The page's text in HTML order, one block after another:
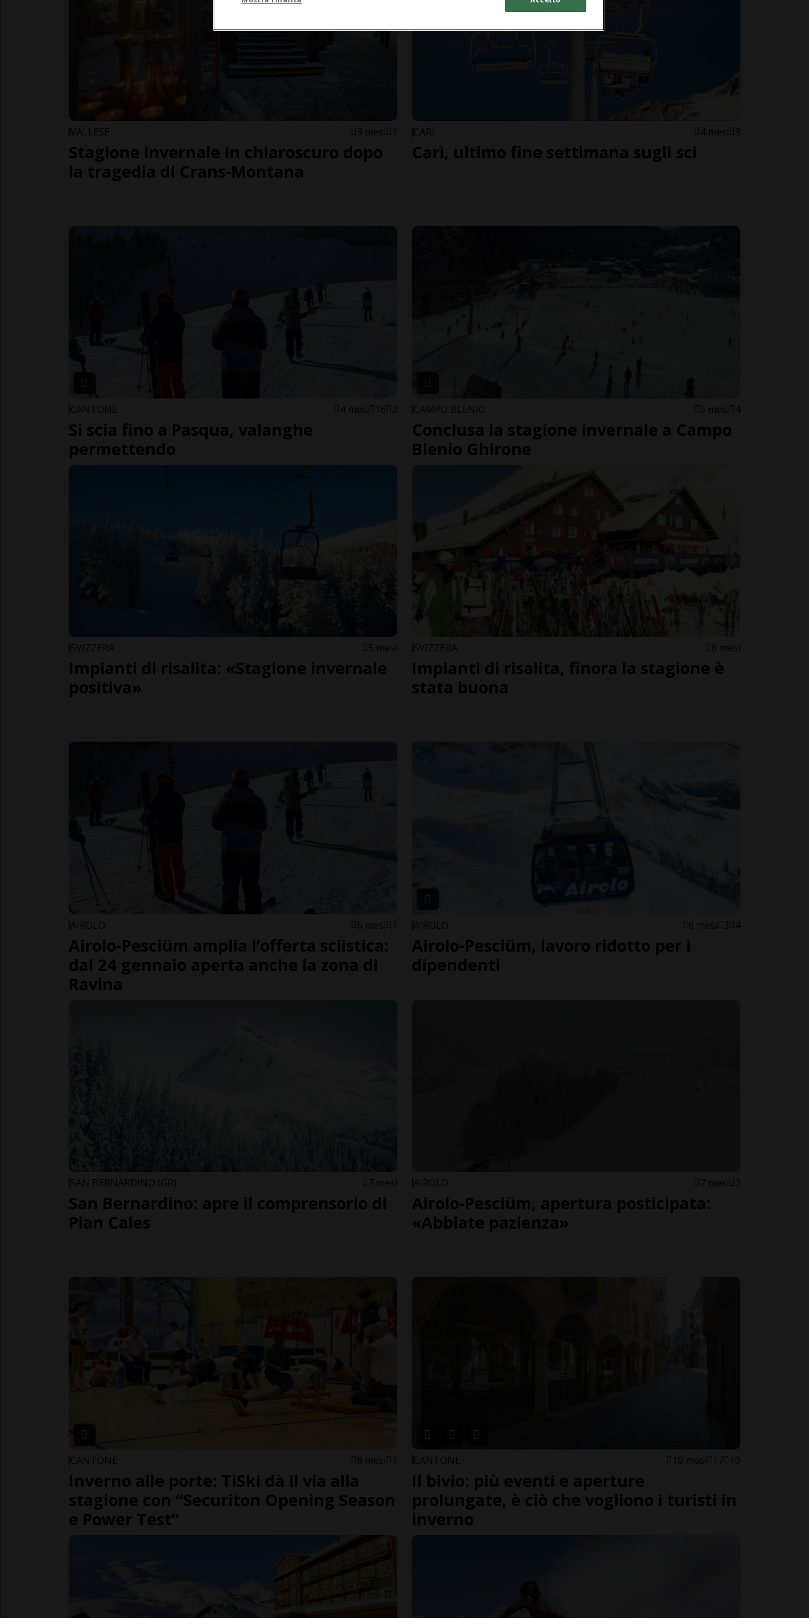
VALLESE 3 mesi 1
Stagione invernale in chiaroscuro dopo
la tragedia di Crans-Montana
CARÌ 4 mesi 3
Carì, ultimo fine settimana sugli sci
CANTONE 4 mesi 16 2
Si scia fino a Pasqua, valanghe
permettendo
CAMPO BLENIO 5 mesi 4
Conclusa la stagione invernale a Campo
Blenio Ghirone
SVIZZERA 5 mesi
Impianti di risalita: «Stagione invernale
positiva»
SVIZZERA 6 mesi
Impianti di risalita, finora la stagione è
stata buona
AIROLO 6 mesi 1
Airolo-Pesciüm amplia l’offerta sciistica:
dal 24 gennaio aperta anche la zona di
Ravina
AIROLO 6 mesi 3 4
Airolo-Pesciüm, lavoro ridotto per i
dipendenti
SAN BERNARDINO (GR) 7 mesi
San Bernardino: apre il comprensorio di
Pian Cales
AIROLO 7 mesi 2
Airolo-Pesciüm, apertura posticipata:
«Abbiate pazienza»
CANTONE 8 mesi 1
Inverno alle porte: TiSki dà il via alla
stagione con “Securiton Opening Season
e Power Test”
CANTONE 10 mesi 17 10
Il bivio: più eventi e aperture
prolungate, è ciò che vogliono i turisti in
inverno